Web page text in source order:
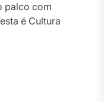
palco com
é Cultura